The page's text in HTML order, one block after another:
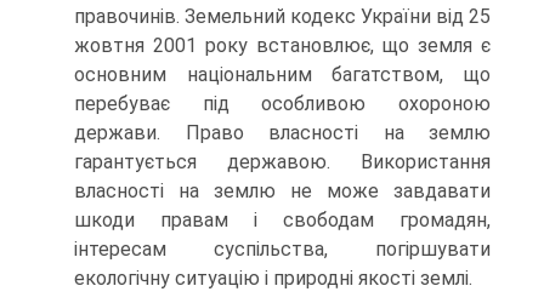
правочинів. Земельний кодекс України від 25
жовтня 2001 року встановлює, що земля є
основним національним багатством, що
перебуває під особливою охороною
держави. Право власності на землю
гарантується державою. Використання
власності на землю не може завдавати
шкоди правам і свободам громадян,
інтересам суспільства, погіршувати
екологічну ситуацію і природні якості землі.